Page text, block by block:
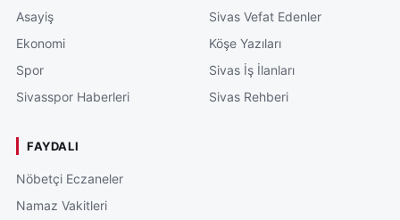
Asayiş
Ekonomi
Spor
Sivasspor Haberleri
Sivas Vefat Edenler
Köşe Yazıları
Sivas İş İlanları
Sivas Rehberi
FAYDALI
Nöbetçi Eczaneler
Namaz Vakitleri